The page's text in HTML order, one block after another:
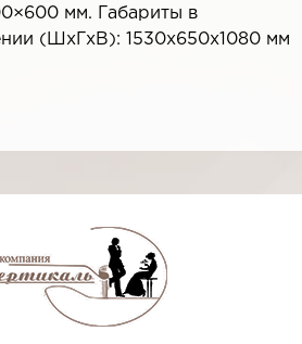
мм. Габариты в
(ШхГхВ): 1530x650x1080 мм